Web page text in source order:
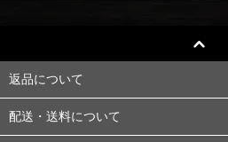
返品について
配送・送料について